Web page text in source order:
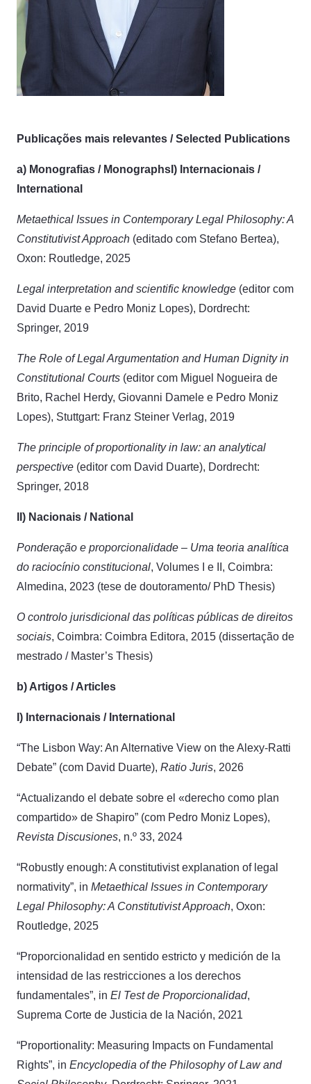
Publicações mais relevantes / Selected Publications
a) Monografias / Monographs I) Internacionais /
International
Metaethical Issues in Contemporary Legal Philosophy: A
Constitutivist Approach (editado com Stefano Bertea),
Oxon: Routledge, 2025
Legal interpretation and scientific knowledge (editor com
David Duarte e Pedro Moniz Lopes), Dordrecht:
Springer, 2019
The Role of Legal Argumentation and Human Dignity in
Constitutional Courts (editor com Miguel Nogueira de
Brito, Rachel Herdy, Giovanni Damele e Pedro Moniz
Lopes), Stuttgart: Franz Steiner Verlag, 2019
The principle of proportionality in law: an analytical
perspective (editor com David Duarte), Dordrecht:
Springer, 2018
II) Nacionais / National
Ponderação e proporcionalidade – Uma teoria analítica
do raciocínio constitucional, Volumes I e II, Coimbra:
Almedina, 2023 (tese de doutoramento/ PhD Thesis)
O controlo jurisdicional das políticas públicas de direitos
sociais, Coimbra: Coimbra Editora, 2015 (dissertação de
mestrado / Master’s Thesis)
b) Artigos / Articles
I) Internacionais / International
“The Lisbon Way: An Alternative View on the Alexy-Ratti
Debate” (com David Duarte), Ratio Juris, 2026
“Actualizando el debate sobre el «derecho como plan
compartido» de Shapiro” (com Pedro Moniz Lopes),
Revista Discusiones, n.º 33, 2024
“Robustly enough: A constitutivist explanation of legal
normativity”, in Metaethical Issues in Contemporary
Legal Philosophy: A Constitutivist Approach, Oxon:
Routledge, 2025
“Proporcionalidad en sentido estricto y medición de la
intensidad de las restricciones a los derechos
fundamentales”, in El Test de Proporcionalidad,
Suprema Corte de Justicia de la Nación, 2021
“Proportionality: Measuring Impacts on Fundamental
Rights”, in Encyclopedia of the Philosophy of Law and